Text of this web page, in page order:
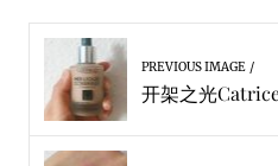
PREVIOUS IMAGE
开架之光